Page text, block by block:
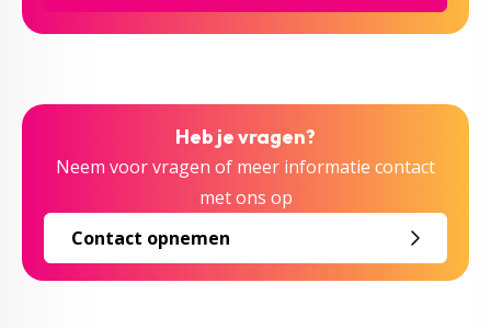
Heb je vragen?
Neem voor vragen of meer informatie contact
met ons op
Contact opnemen